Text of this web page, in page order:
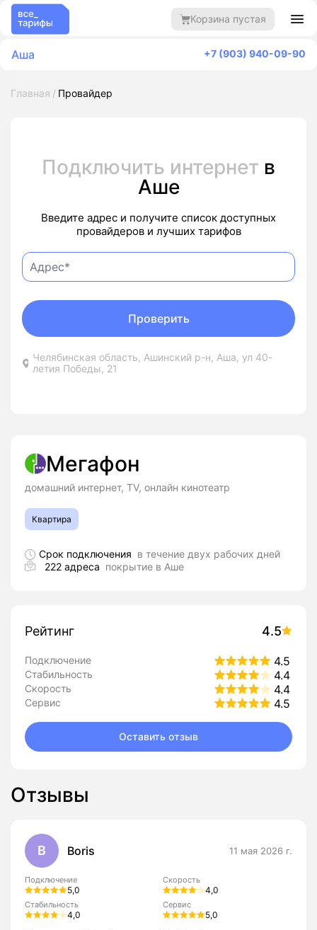
Корзина пустая
Аша +7 (903) 940-09-90
Главная Провайдер
Подключить интернет в
Аше
Введите адрес и получите список доступных
провайдеров и лучших тарифов
Челябинская область, Ашинский р-н, Аша, ул 40-
летия Победы, 21
Проверить
Мегафон
домашний интернет, TV, онлайн кинотеатр
Квартира
Срок подключения в течение двух рабочих дней
222 адреса покрытие в Аше
Рейтинг 4.5
Подключение 4.5
Стабильность 4.4
Скорость 4.4
Сервис 4.5
Оставить отзыв
Отзывы
B Boris 11 мая 2026 г.
Подключение
5,0
Скорость
4,0
Стабильность
4,0
Сервис
5,0